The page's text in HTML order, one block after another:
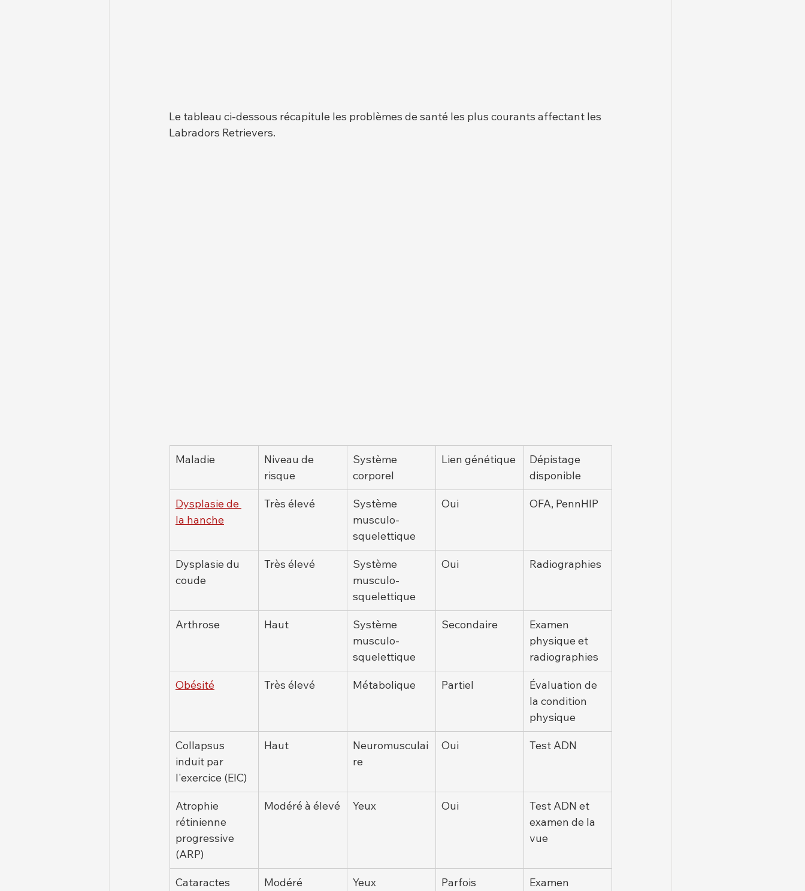
Le tableau ci-dessous récapitule les problèmes de santé les plus courants affectant les
Labradors Retrievers.
Maladie
Niveau de
risque
Système
corporel
Lien génétique
Dépistage
disponible
Dysplasie de
la hanche
Très élevé
Système
musculo-
squelettique
Oui OFA, PennHIP
Dysplasie du
coude
Très élevé
Système
musculo-
squelettique
Oui Radiographies
Arthrose Haut
Système
musculo-
squelettique
Secondaire
Examen
physique et
radiographies
Obésité Très élevé Métabolique Partiel
Évaluation de
la condition
physique
Collapsus
induit par
l'exercice (EIC)
Haut
Neuromusculai
re
Oui Test ADN
Atrophie
rétinienne
progressive
(ARP)
Modéré à élevé Yeux Oui
Test ADN et
examen de la
vue
Cataractes Modéré Yeux Parfois
Examen